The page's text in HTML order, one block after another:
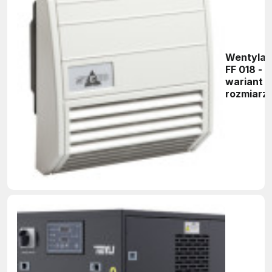
FF 018 -
wariant o